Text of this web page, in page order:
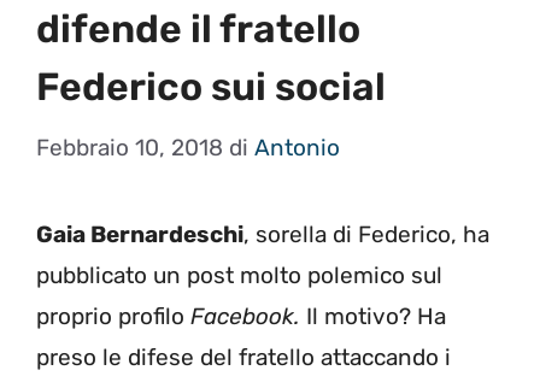
difende il fratello
Federico sui social
Febbraio 10, 2018 di Antonio
Gaia Bernardeschi, sorella di Federico, ha
pubblicato un post molto polemico sul
proprio profilo Facebook. Il motivo? Ha
preso le difese del fratello attaccando i